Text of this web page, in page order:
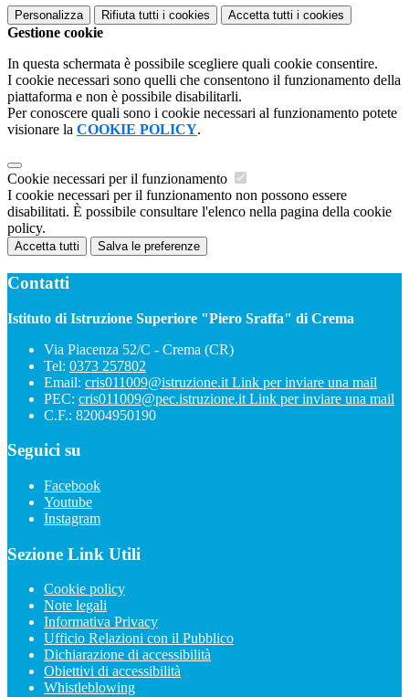
Personalizza Rifiuta tutti i cookies Accetta tutti i cookies
Gestione cookie
In questa schermata è possibile scegliere quali cookie consentire.
I cookie necessari sono quelli che consentono il funzionamento della
piattaforma e non è possibile disabilitarli.
Per conoscere quali sono i cookie necessari al funzionamento potete
visionare la COOKIE POLICY.
Cookie necessari per il funzionamento
I cookie necessari per il funzionamento non possono essere
disabilitati. È possibile consultare l'elenco nella pagina della cookie
policy.
Accetta tutti Salva le preferenze
Contatti
Istituto di Istruzione Superiore "Piero Sraffa" di Crema
Via Piacenza 52/C - Crema (CR)
Tel: 0373 257802
Email: cris011009@istruzione.it Link per inviare una mail
PEC: cris011009@pec.istruzione.it Link per inviare una mail
C.F.: 82004950190
Seguici su
Facebook
Youtube
Instagram
Sezione Link Utili
Cookie policy
Note legali
Informativa Privacy
Ufficio Relazioni con il Pubblico
Dichiarazione di accessibilità
Obiettivi di accessibilità
Whistleblowing